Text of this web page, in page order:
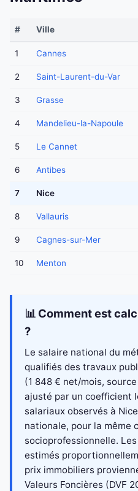
# Ville
1 Cannes
2 Saint-Laurent-du-Var
3 Grasse
4 Mandelieu-la-Napoule
5 Le Cannet
6 Antibes
7 Nice
8 Vallauris
9 Cagnes-sur-Mer
10 Menton
📊 Comment est
?
Le salaire national du
qualifiés des travaux
(1 848 € net/mois,
ajusté par un coefficient
salariaux observés à
nationale, pour la même
socioprofessionnelle.
estimés
prix immobiliers
Valeurs Foncières (DVF